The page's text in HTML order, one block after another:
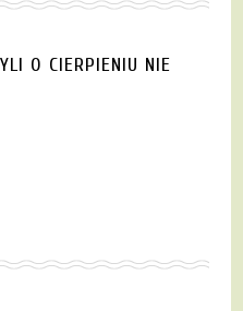
O CIERPIENIU NIE